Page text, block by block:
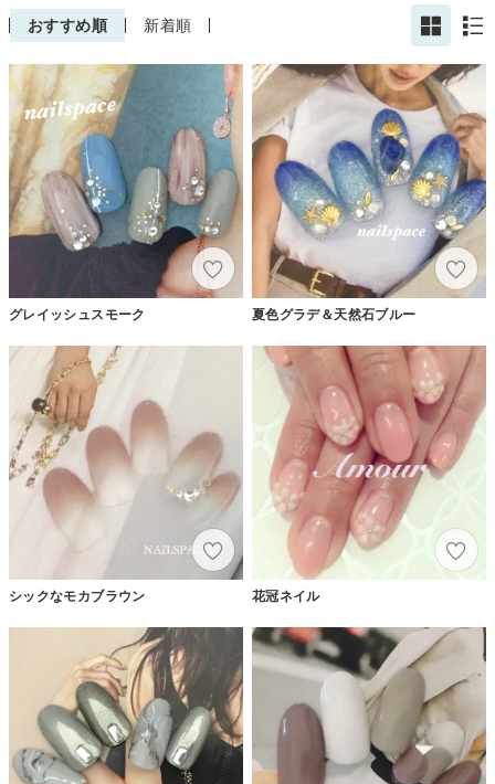
おすすめ順 新着順
グレイッシュスモーク 夏色グラデ＆天然石ブルー
シックなモカブラウン 花冠ネイル